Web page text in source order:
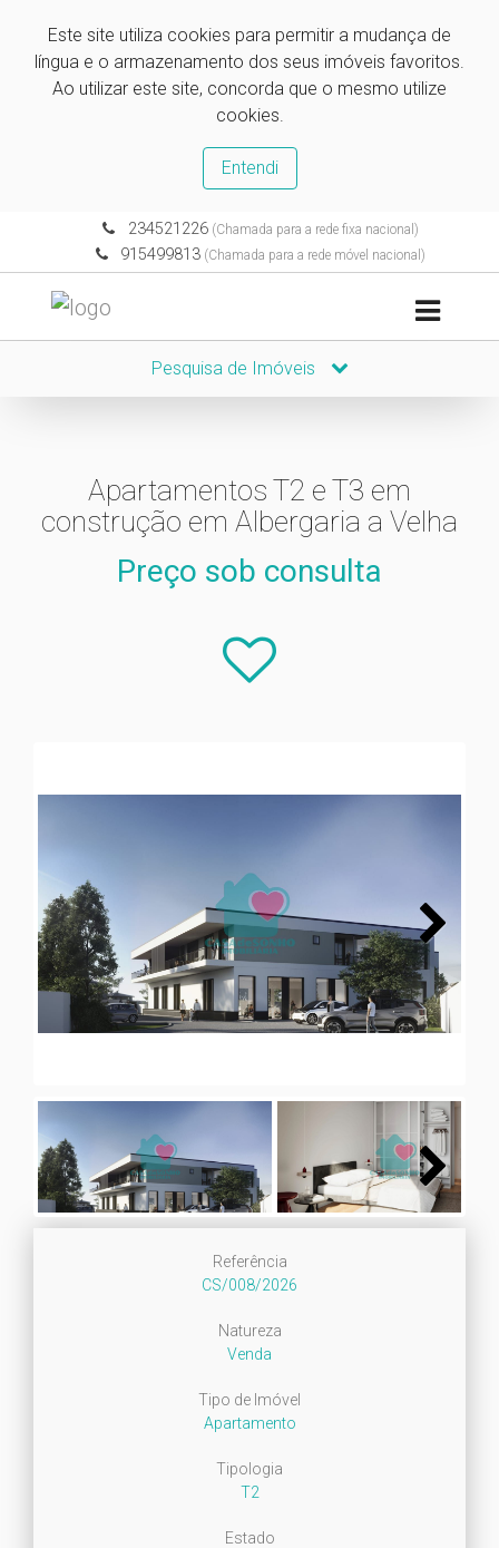
Este site utiliza cookies para permitir a mudança de
língua e o armazenamento dos seus imóveis favoritos.
Ao utilizar este site, concorda que o mesmo utilize
cookies.
Entendi
234521226(Chamada para a rede fixa nacional)
915499813 (Chamada para a rede móvel nacional)
Pesquisa de Imóveis
Apartamentos T2 e T3 em
construção em Albergaria a Velha
Preço sob consulta
Next
Next
Referência
CS/008/2026
Natureza
Venda
Tipo de Imóvel
Apartamento
Tipologia
T2
Estado